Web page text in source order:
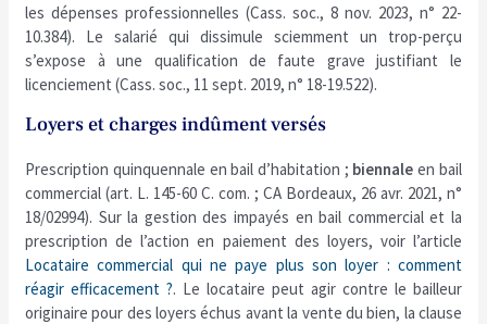
les dépenses professionnelles (Cass. soc., 8 nov. 2023, n° 22-
10.384). Le salarié qui dissimule sciemment un trop-perçu
s’expose à une qualification de faute grave justifiant le
licenciement (Cass. soc., 11 sept. 2019, n° 18-19.522).
Loyers et charges indûment versés
Prescription quinquennale en bail d’habitation ; biennale en bail
commercial (art. L. 145-60 C. com. ; CA Bordeaux, 26 avr. 2021, n°
18/02994). Sur la gestion des impayés en bail commercial et la
prescription de l’action en paiement des loyers, voir l’article
Locataire commercial qui ne paye plus son loyer : comment
réagir efficacement ?. Le locataire peut agir contre le bailleur
originaire pour des loyers échus avant la vente du bien, la clause